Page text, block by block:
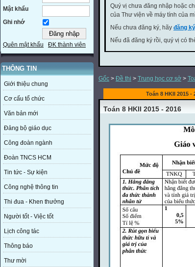
Mật khẩu
Ghi nhớ
Quên mật khẩu ĐK thành viên
THÔNG TIN
Giới thiệu chung
Cơ cấu tổ chức
Văn bản mới
Đảng bộ giáo dục
Công đoàn ngành
Đoàn TNCS HCM
Tin tức - Sự kiện
Công nghệ thông tin
Thi đua - Khen thưởng
Người tốt - Việc tốt
Lịch công tác
Thông báo
Thư mời
Quý vị chưa đăng nhập hoặc
của Thư viện về máy tính của
Nếu chưa đăng ký, hãy đăng
Nếu đã đăng ký rồi, quý vị có
Gốc > Đề thi > Trung học cơ sở >
Toán 8 HKII 2015 -
Toán 8 HKII 2015 - 2016